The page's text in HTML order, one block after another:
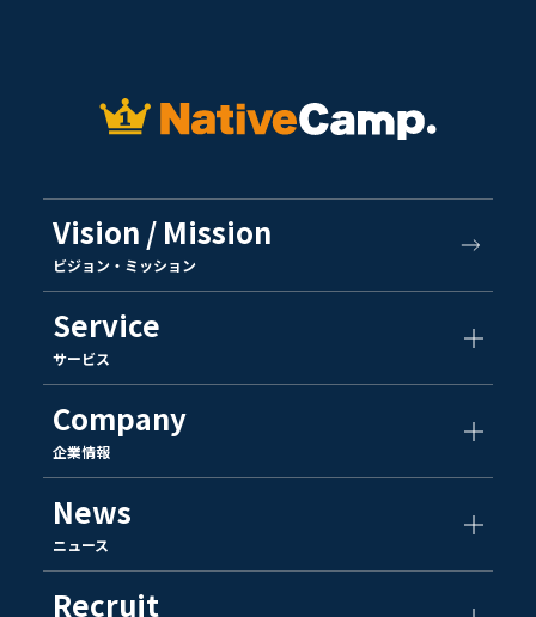
Vision / Mission
ビジョン・ミッション
Service
サービス
Company
企業情報
News
ニュース
Recruit